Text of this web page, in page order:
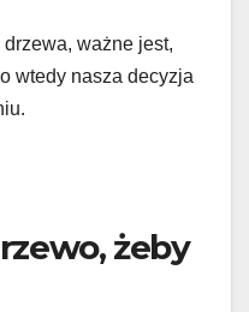
ważne jest,
wtedy nasza decyzja
żeby